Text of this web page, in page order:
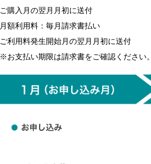
ご購入月の翌月月初に送付
月額利用料：毎月請求書払い
ご利用料発生開始月の翌月月初に送付
※お支払い期限は請求書をご確認ください。